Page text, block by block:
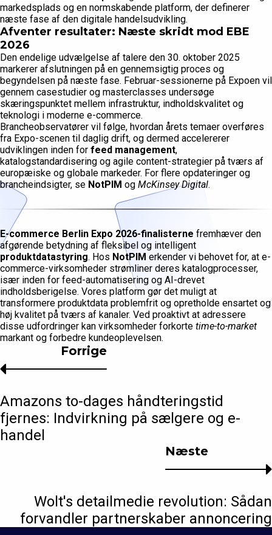
markedsplads og en normskabende platform, der definerer
næste fase af den digitale handelsudvikling.
Afventer resultater: Næste skridt mod EBE
2026
Den endelige udvælgelse af talere den 30. oktober 2025
markerer afslutningen på en gennemsigtig proces og
begyndelsen på næste fase. Februar-sessionerne på Expoen vil
gennem casestudier og masterclasses undersøge
skæringspunktet mellem infrastruktur, indholdskvalitet og
teknologi i moderne e-commerce.
Brancheobservatører vil følge, hvordan årets temaer overføres
fra Expo-scenen til daglig drift, og dermed accelererer
udviklingen inden for feed management,
katalogstandardisering og agile content-strategier på tværs af
europæiske og globale markeder. For flere opdateringer og
brancheindsigter, se NotPIM og McKinsey Digital.
E-commerce Berlin Expo 2026-finalisterne fremhæver den
afgørende betydning af fleksibel og intelligent
produktdatastyring. Hos NotPIM erkender vi behovet for, at e-
commerce-virksomheder strømliner deres katalogprocesser,
især inden for feed-automatisering og AI-drevet
indholdsberigelse. Vores platform gør det muligt at
transformere produktdata problemfrit og opretholde ensartet og
høj kvalitet på tværs af kanaler. Ved proaktivt at adressere
disse udfordringer kan virksomheder forkorte time-to-market
markant og forbedre kundeoplevelsen.
Næste
Wolt's detailmedie revolution: Sådan
forvandler partnerskaber annoncering
Forrige
Amazons to-dages håndteringstid
fjernes: Indvirkning på sælgere og e-
handel